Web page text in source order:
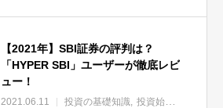
【2021年】SBI証券の評判は？
「HYPER SBI」ユーザーが徹底レビ
ュー！
2021.06.11 投資の基礎知識 投資始め方ガイド